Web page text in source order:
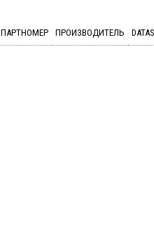
ПАРТНОМЕР ПРОИЗВОДИТЕЛЬ